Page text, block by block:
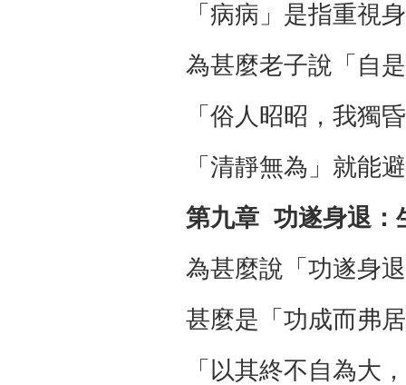
「病病」是指重視
為甚麼老子說「自
「俗人昭昭，我獨
「清靜無為」就能
第九章 功遂身退：
為甚麼說「功遂身
甚麼是「功成而弗
「以其終不自為大